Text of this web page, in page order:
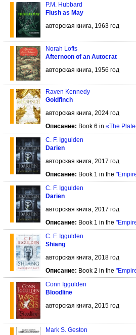
P.M. Hubbard
Flush as May
авторская книга, 1963 год
Norah Lofts
Afternoon of an Autocrat
авторская книга, 1956 год
Raven Kennedy
Goldfinch
авторская книга, 2024 год
Описание: Book 6 in «The
C. F. Iggulden
Darien
авторская книга, 2017 год
Описание: Book 1 in the
C. F. Iggulden
Darien
авторская книга, 2017 год
Описание: Book 1 in the
C. F. Iggulden
Shiang
авторская книга, 2018 год
Описание: Book 2 in the
Conn Iggulden
Bloodline
авторская книга, 2015 год
Mark S. Geston